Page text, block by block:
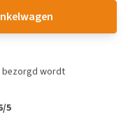
bezorgd wordt
5